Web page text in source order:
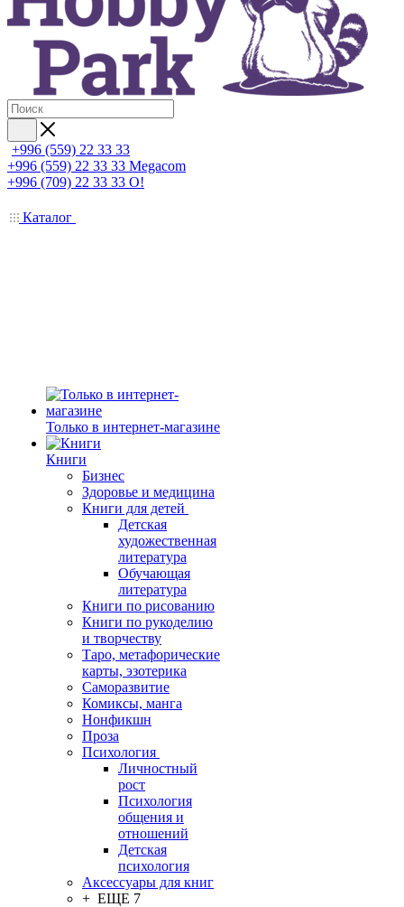
+996 (559) 22 33 33
+996 (559) 22 33 33 Megacom
+996 (709) 22 33 33 O!
Каталог
Только в интернет-магазине
Книги
Бизнес
Здоровье и медицина
Книги для детей
Детская
художественная
литература
Обучающая
литература
Книги по рисованию
Книги по рукоделию
и творчеству
Таро, метафорические
карты, эзотерика
Саморазвитие
Комиксы, манга
Нонфикшн
Проза
Психология
Личностный
рост
Психология
общения и
отношений
Детская
психология
Аксессуары для книг
+ ЕЩЕ 7